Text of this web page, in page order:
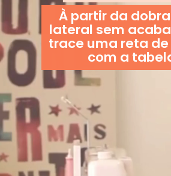
À partir da
lateral sem
trace uma reta
com a